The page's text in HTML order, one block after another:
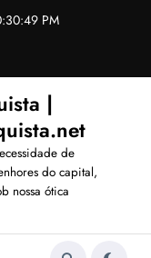
PM
|
de
do capital,
nossa ótica